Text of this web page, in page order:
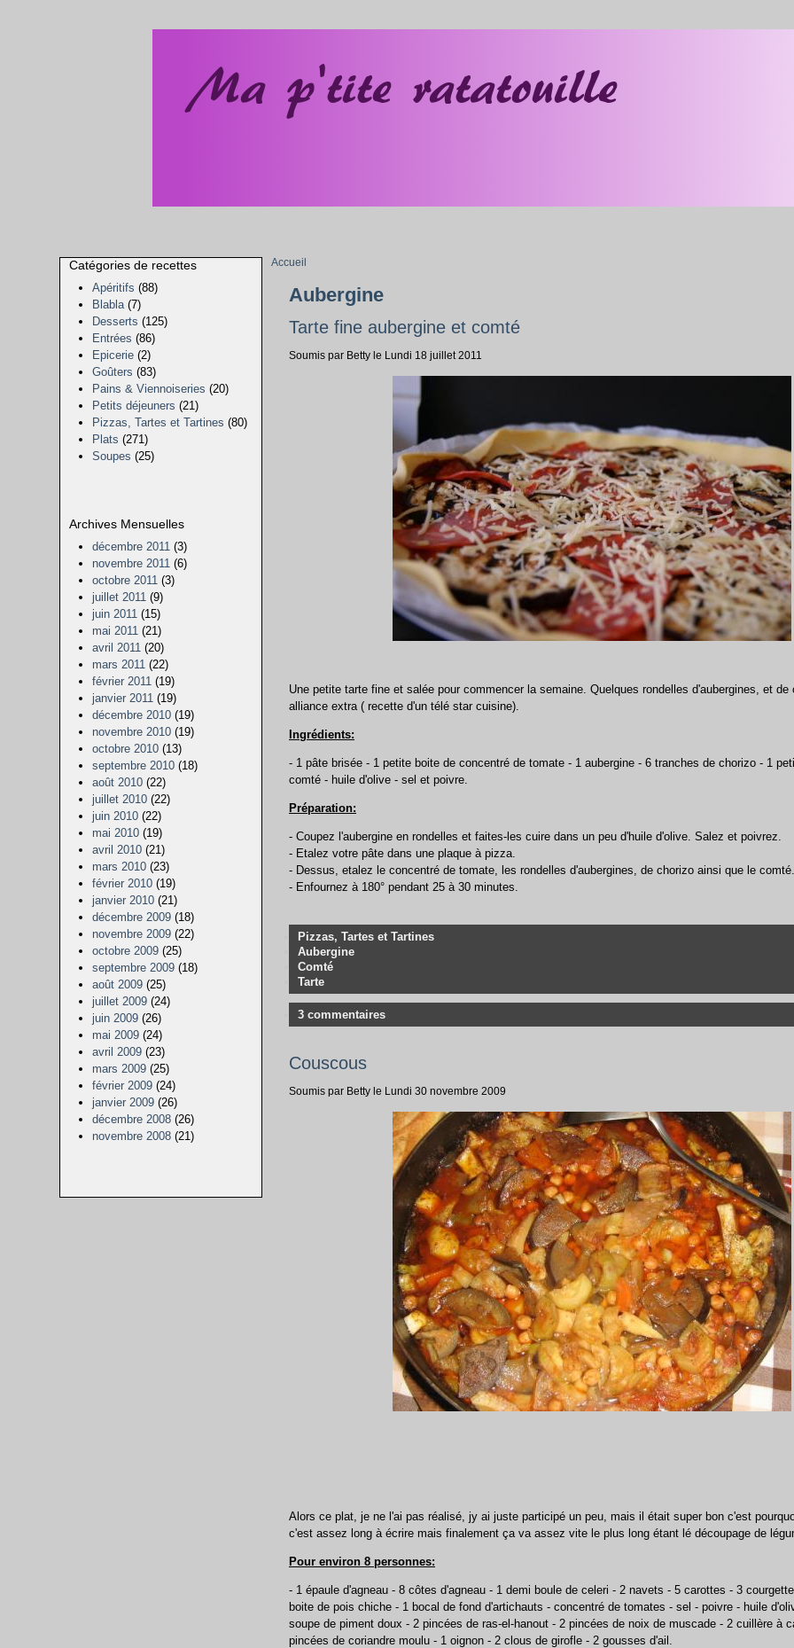
Catégories de recettes
Apéritifs (88)
Blabla (7)
Desserts (125)
Entrées (86)
Epicerie (2)
Goûters (83)
Pains & Viennoiseries (20)
Petits déjeuners (21)
Pizzas, Tartes et Tartines (80)
Plats (271)
Soupes (25)
Archives Mensuelles
décembre 2011 (3)
novembre 2011 (6)
octobre 2011 (3)
juillet 2011 (9)
juin 2011 (15)
mai 2011 (21)
avril 2011 (20)
mars 2011 (22)
février 2011 (19)
janvier 2011 (19)
décembre 2010 (19)
novembre 2010 (19)
octobre 2010 (13)
septembre 2010 (18)
août 2010 (22)
juillet 2010 (22)
juin 2010 (22)
mai 2010 (19)
avril 2010 (21)
mars 2010 (23)
février 2010 (19)
janvier 2010 (21)
décembre 2009 (18)
novembre 2009 (22)
octobre 2009 (25)
septembre 2009 (18)
août 2009 (25)
juillet 2009 (24)
juin 2009 (26)
mai 2009 (24)
avril 2009 (23)
mars 2009 (25)
février 2009 (24)
janvier 2009 (26)
décembre 2008 (26)
novembre 2008 (21)
Accueil
Aubergine
Tarte fine aubergine et comté
Soumis par Betty le Lundi 18 juillet 2011
Une petite tarte fine et salée pour commencer la semaine. Quelques rondelles d'aubergines, et de
alliance extra ( recette d'un télé star cuisine).
Ingrédients:
- 1 pâte brisée - 1 petite boite de concentré de tomate - 1 aubergine - 6 tranches de chorizo - 1
comté - huile d'olive - sel et poivre.
Préparation:
- Coupez l'aubergine en rondelles et faites-les cuire dans un peu d'huile d'olive. Salez et poivrez.
- Etalez votre pâte dans une plaque à pizza.
- Dessus, etalez le concentré de tomate, les rondelles d'aubergines, de chorizo ainsi que le comté.
- Enfournez à 180° pendant 25 à 30 minutes.
Pizzas, Tartes et Tartines
Aubergine
Comté
Tarte
3 commentaires
Couscous
Soumis par Betty le Lundi 30 novembre 2009
Alors ce plat, je ne l'ai pas réalisé, jy ai juste participé un peu, mais il était super bon c'est
c'est assez long à écrire mais finalement ça va assez vite le plus long étant lé découpage de
Pour environ 8 personnes:
- 1 épaule d'agneau - 8 côtes d'agneau - 1 demi boule de celeri - 2 navets - 5 carottes - 3
boite de pois chiche - 1 bocal de fond d'artichauts - concentré de tomates - sel - poivre - huile
soupe de piment doux - 2 pincées de ras-el-hanout - 2 pincées de noix de muscade - 2 cuillère à
pincées de coriandre moulu - 1 oignon - 2 clous de girofle - 2 gousses d'ail.